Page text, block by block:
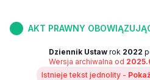
AKT PRAWNY
Dziennik Ustawrok 2022
Wersja archiwalna od
Istnieje tekst jednolity -